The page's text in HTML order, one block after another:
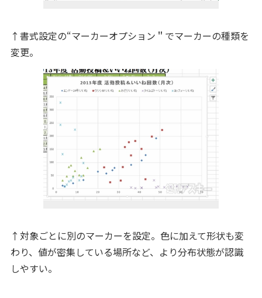
↑書式設定の“マーカーオプション＂でマーカーの種類を
変更。
↑対象ごとに別のマーカーを設定。色に加えて形状も変
わり、値が密集している場所など、より分布状態が認識
しやすい。